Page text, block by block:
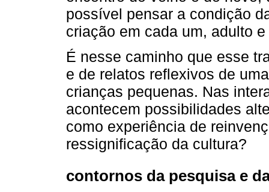
possível pensar a condição
criação em cada um, adulto
É nesse caminho que esse
e de relatos reflexivos de
crianças pequenas. Nas
acontecem possibilidades
como experiência de
ressignificação da cultura?
contornos da pesquisa e